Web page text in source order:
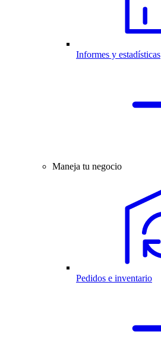
Informes y estadísticas
Maneja tu negocio
Pedidos e inventario